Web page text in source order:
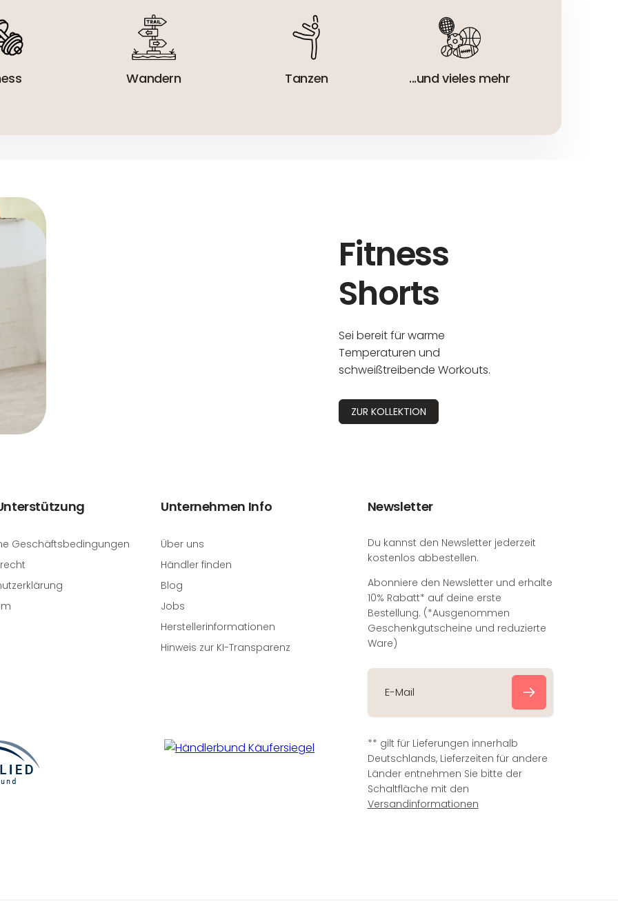
Wandern Tanzen ...und vieles mehr
Fitness
Shorts
Sei bereit für warme
Temperaturen und
schweißtreibende Workouts.
ZUR KOLLEKTION
Geschäftsbedingungen
Unternehmen Info
Über uns
Händler finden
Blog
Jobs
Herstellerinformationen
Hinweis zur KI-Transparenz
Newsletter
Du kannst den Newsletter jederzeit
kostenlos abbestellen.
Abonniere den Newsletter und erhalte
10% Rabatt* auf deine erste
Bestellung. (*Ausgenommen
Geschenkgutscheine und reduzierte
Ware)
E
M
a
i
l
** gilt für Lieferungen innerhalb
Deutschlands, Lieferzeiten für andere
Länder entnehmen Sie bitte der
Schaltfläche mit den
Versandinformationen